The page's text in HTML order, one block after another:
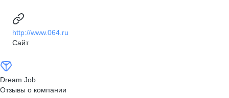
http://www.064.ru
Сайт
Dream Job
Отзывы о компании